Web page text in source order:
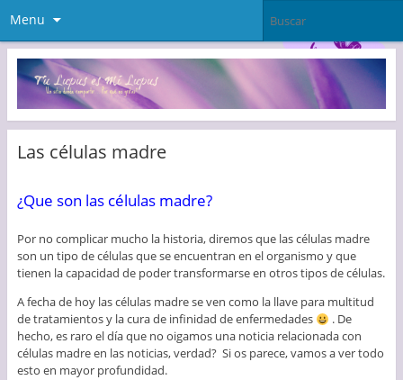
Menu
Las células madre
¿Que son las células madre?
Por no complicar mucho la historia, diremos que las células madre
son un tipo de células que se encuentran en el organismo y que
tienen la capacidad de poder transformarse en otros tipos de células.
A fecha de hoy las células madre se ven como la llave para multitud
de tratamientos y la cura de infinidad de enfermedades
. De
hecho, es raro el día que no oigamos una noticia relacionada con
células madre en las noticias, verdad? Si os parece, vamos a ver todo
esto en mayor profundidad.